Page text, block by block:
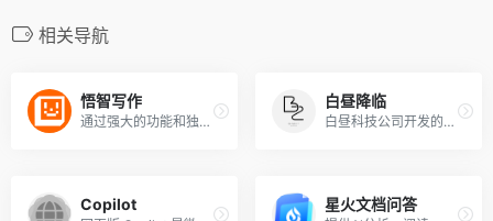
相关导航
悟智写作
通过强大的功能和独特的语言模型算法，协助用户快速创作出高质量的文本内容。
白昼降临
白昼科技公司开发的产品，同时支持150种GPT工具模型和Midjourney绘图
Copilot 星火文档问答